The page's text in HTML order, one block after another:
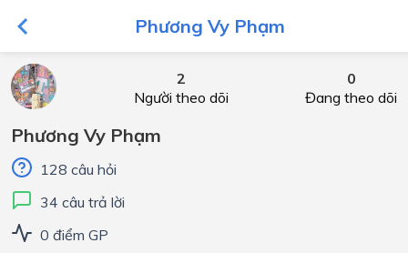
Phương Vy Phạm
2
Người theo dõi
0
Đang theo dõi
Phương Vy Phạm
128 câu hỏi
34 câu trả lời
0 điểm GP